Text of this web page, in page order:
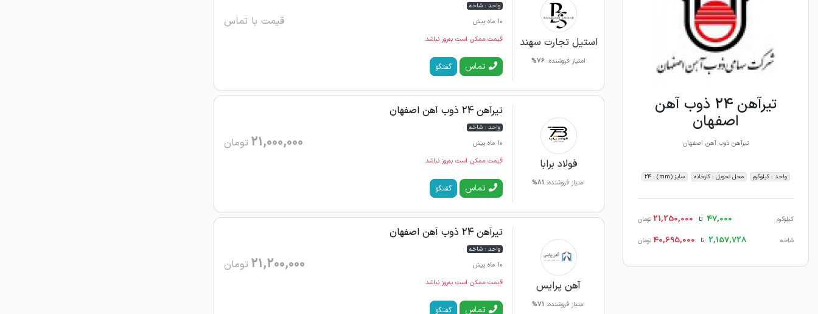
تیرآهن 24 ذوب آهن
اصفهان
تیرآهن ذوب آهن اصفهان
واحد : کیلوگرم محل تحویل : کارخانه سایز (mm) : 24
کیلوگرم 47,000 تا 21,250,000 تومان
شاخه 2,157,728 تا 40,695,000 تومان
استیل تجارت سهند
امتیاز فروشنده: 76%
واحد : شاخه
10 ماه پیش
قیمت با تماس
قیمت ممکن است به‌روز نباشد
تماس گفتگو
فولاد برابا
امتیاز فروشنده: 81%
تیرآهن 24 ذوب آهن اصفهان
واحد : شاخه
10 ماه پیش
21,000,000 تومان
قیمت ممکن است به‌روز نباشد
تماس گفتگو
آهن پرایس
امتیاز فروشنده: 71%
تیرآهن 24 ذوب آهن اصفهان
واحد : شاخه
10 ماه پیش
21,200,000 تومان
قیمت ممکن است به‌روز نباشد
تماس گفتگو